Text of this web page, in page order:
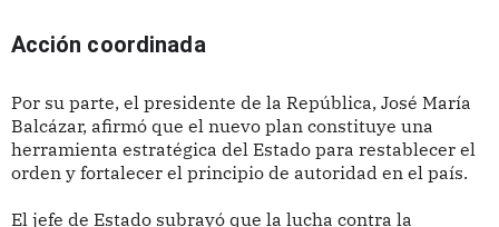
Acción coordinada
Por su parte, el presidente de la República, José María
Balcázar, afirmó que el nuevo plan constituye una
herramienta estratégica del Estado para restablecer el
orden y fortalecer el principio de autoridad en el país.
El jefe de Estado subrayó que la lucha contra la